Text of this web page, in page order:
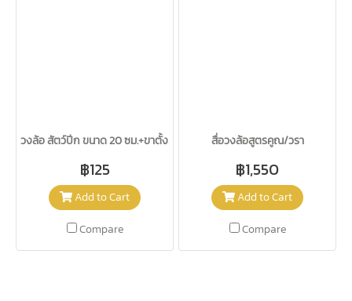
วงล้อ สัตว์ปีก ขนาด 20 ซม.+ขาตั้ง/วรา
฿125
Add to Cart
Compare
สื่อวงล้อสูตรคูณ/วรา
฿1,550
Add to Cart
Compare